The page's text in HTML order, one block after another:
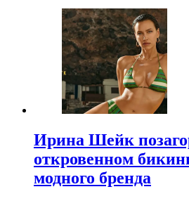
Ирина Шейк
откровенном
модного бренда